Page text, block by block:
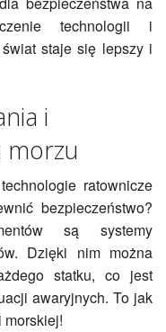
technologii i
staje się lepszy i
i
morzu
ratownicze
bezpieczeństwo?
są systemy
Dzięki nim można
statku, co jest
awaryjnych. To jak
morskiej!